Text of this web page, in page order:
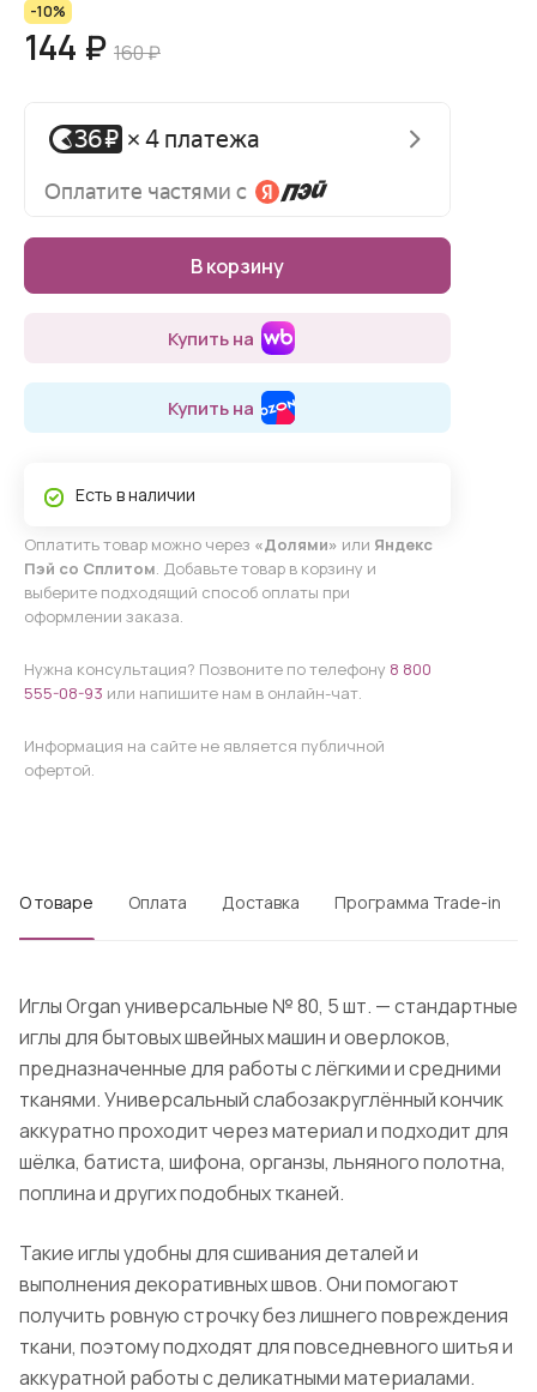
-10%
144 ₽ 160 ₽
В корзину
Купить на
Купить на
Есть в наличии
Оплатить товар можно через «Долями» или Яндекс
Пэй со Сплитом. Добавьте товар в корзину и
выберите подходящий способ оплаты при
оформлении заказа.
Нужна консультация? Позвоните по телефону 8 800
555-08-93 или напишите нам в онлайн-чат.
Информация на сайте не является публичной
офертой.
О товаре Оплата Доставка Программа Trade-in
Иглы Organ универсальные № 80, 5 шт. — стандартные
иглы для бытовых швейных машин и оверлоков,
предназначенные для работы с лёгкими и средними
тканями. Универсальный слабозакруглённый кончик
аккуратно проходит через материал и подходит для
шёлка, батиста, шифона, органзы, льняного полотна,
поплина и других подобных тканей.
Такие иглы удобны для сшивания деталей и
выполнения декоративных швов. Они помогают
получить ровную строчку без лишнего повреждения
ткани, поэтому подходят для повседневного шитья и
аккуратной работы с деликатными материалами.